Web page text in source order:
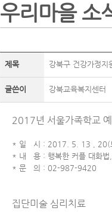
우리마을 소
제목 강북구 건강가정지
글쓴이 강북교육복지센터
2017년 서울가족학교
* 일 시 : 2017. 5. 13 , 20(
* 내 용 : 행복한 커플 대화법,
* 문 의 : 02-987-9420
집단미술 심리치료